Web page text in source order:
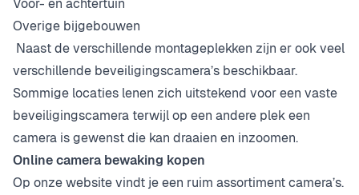
Voor- en achtertuin
Overige bijgebouwen
Naast de verschillende montageplekken zijn er ook veel
verschillende beveiligingscamera’s beschikbaar.
Sommige locaties lenen zich uitstekend voor een vaste
beveiligingscamera terwijl op een andere plek een
camera is gewenst die kan draaien en inzoomen.
Online camera bewaking kopen
Op onze website vindt je een ruim assortiment camera’s.